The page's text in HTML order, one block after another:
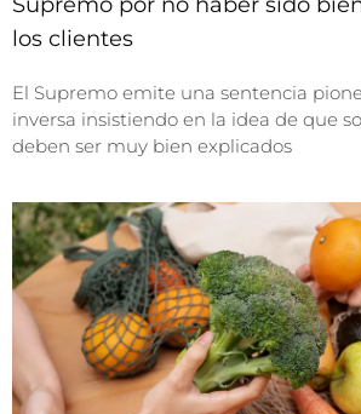
los clientes
El Supremo emite una sentencia
inversa insistiendo en la idea de que
deben ser muy bien explicados